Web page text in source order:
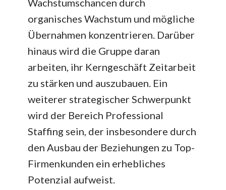
Wachstumschancen durch
organisches Wachstum und mögliche
Übernahmen konzentrieren. Darüber
hinaus wird die Gruppe daran
arbeiten, ihr Kerngeschäft Zeitarbeit
zu stärken und auszubauen. Ein
weiterer strategischer Schwerpunkt
wird der Bereich Professional
Staffing sein, der insbesondere durch
den Ausbau der Beziehungen zu Top-
Firmenkunden ein erhebliches
Potenzial aufweist.